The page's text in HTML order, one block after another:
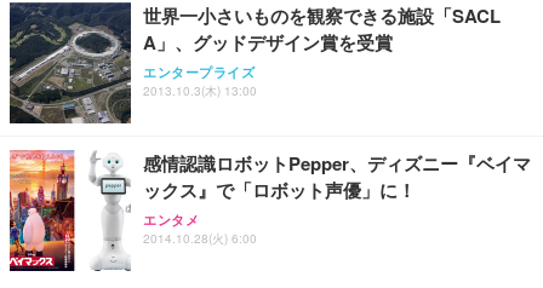
世界一小さいものを観察できる施設「SACL
A」、グッドデザイン賞を受賞
エンタープライズ
2013.10.3(木) 13:00
感情認識ロボットPepper、ディズニー『ベイマ
ックス』で「ロボット声優」に！
エンタメ
2014.10.28(火) 6:00